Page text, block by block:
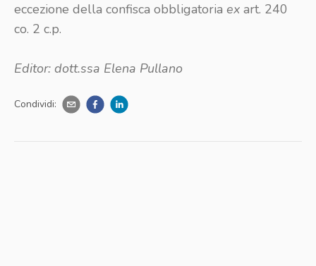
eccezione della confisca obbligatoria ex art. 240
co. 2 c.p.
Editor: dott.ssa Elena Pullano
Condividi: